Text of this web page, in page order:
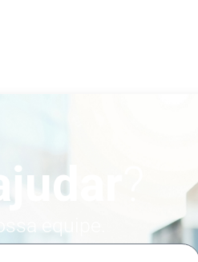
equipe.